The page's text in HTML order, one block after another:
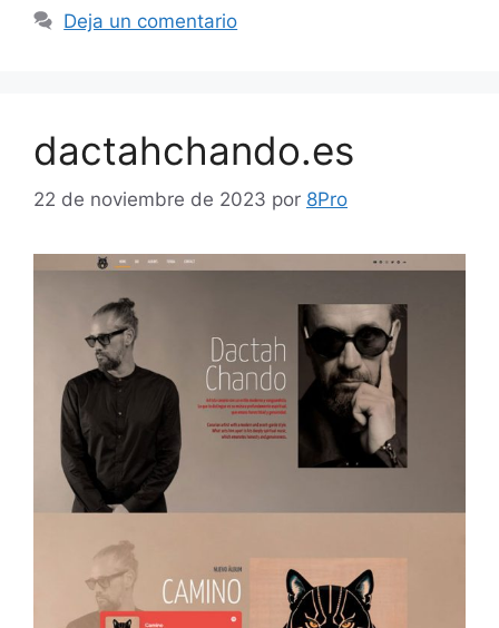
Deja un comentario
dactahchando.es
22 de noviembre de 2023 por 8Pro